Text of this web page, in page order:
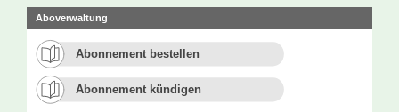
Aboverwaltung
Abonnement bestellen
Abonnement kündigen